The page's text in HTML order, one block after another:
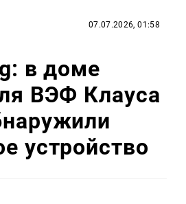
07.07.2026, 01:58
в доме
ВЭФ Клауса
устройство